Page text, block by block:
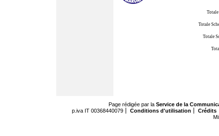
Totale
Totale
Page rédigée par la Service de la
p.iva IT 00368440079
Conditions d'utilisation
Crédits